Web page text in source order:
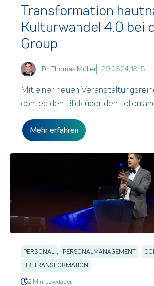
Transformation
Kulturwandel 4.0 bei
Group
Dr. Thomas Müller 29.08.24, 18:15
Mit einer neuen
contec den Blick über den
Mehr erfahren
PERSONAL , PERSONALMANAGEMENT ,
HR-TRANSFORMATION
2 Min. Lesedauer.